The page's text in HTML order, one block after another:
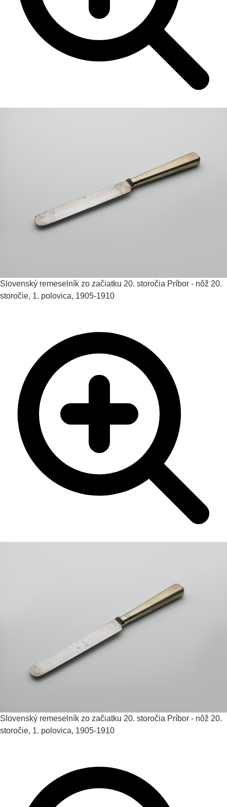
Slovenský remeselník zo začiatku 20. storočia Príbor - nôž 20.
storočie, 1. polovica, 1905-1910
Slovenský remeselník zo začiatku 20. storočia Príbor - nôž 20.
storočie, 1. polovica, 1905-1910